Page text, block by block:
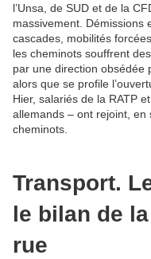
l’Unsa, de SUD et de la
massivement. Démissions
cascades, mobilités
les cheminots souffrent
par une direction obsédée
alors que se profile
Hier, salariés de la RATP
allemands – ont rejoint,
cheminots.
Transport.
le bilan de
rue